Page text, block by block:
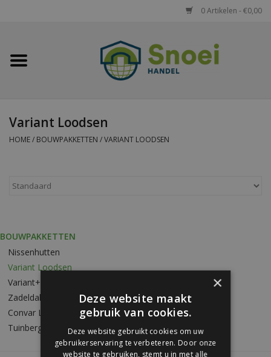
0 Artikelen - €0,00
Home
Damwandplaten
Sandwichpanelen
Bouwpakketten
Toebehoren
Variant Loodsen
HOME/ BOUWPAKKETTEN /VARIANT LOODSEN
BOUWPAKKETTEN
Nissenhutten
Variant Loodsen
Variant+ Loodsen
Zadeldak Loodsen
Convar Loodsen
Tuinbergingen
×
Deze website maakt
gebruik van cookies.
Deze website gebruikt cookies om uw
gebruikerservaring te verbeteren. Door onze
website te gebruiken, stemt u in met alle